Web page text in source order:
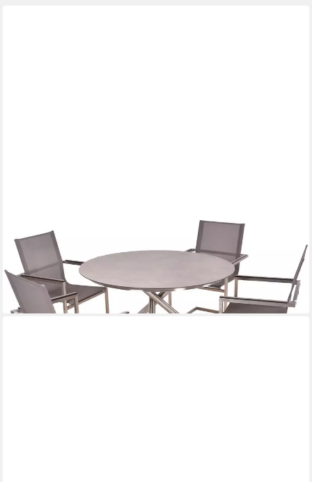
GARDEN PLEASURE
Garten-Essgruppe SIENNA, (5-tlg)
1.149,00 € UVP1.459,75 €
-21%
lieferbar in 2 Wochen